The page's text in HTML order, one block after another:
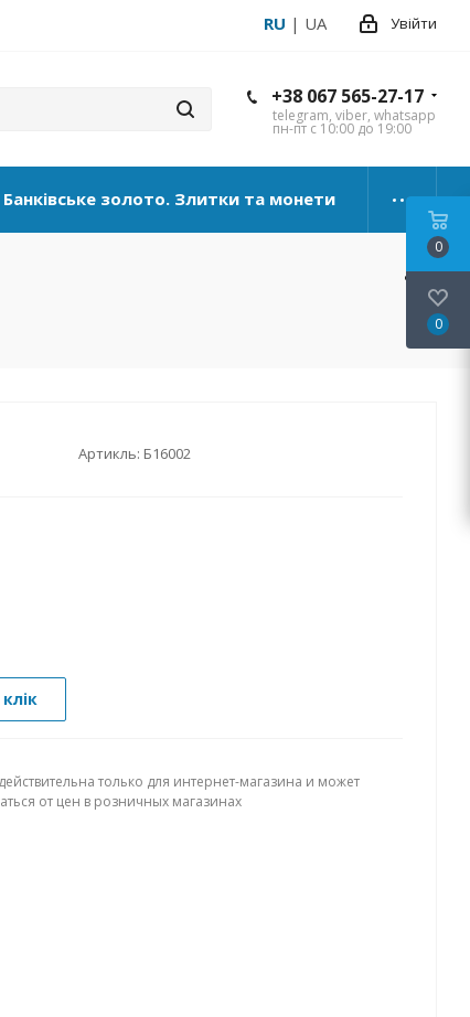
Увійти
RU | UA
+38 067 565-27-17
telegram, viber, whatsapp
пн-пт с 10:00 до 19:00
Банківське золото. Злитки та монети
Артикль: Б16002
только для интернет-магазина и может
от цен в розничных магазинах
0
0